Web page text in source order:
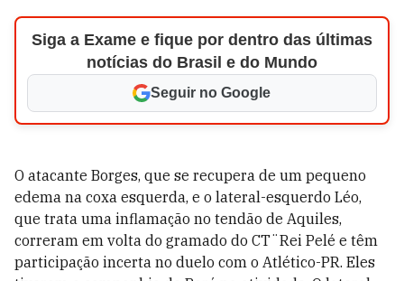
Siga a Exame e fique por dentro das últimas
notícias do Brasil e do Mundo
Seguir no Google
O atacante Borges, que se recupera de um pequeno
edema na coxa esquerda, e o lateral-esquerdo Léo,
que trata uma inflamação no tendão de Aquiles,
correram em volta do gramado do CT¨Rei Pelé e têm
participação incerta no duelo com o Atlético-PR. Eles